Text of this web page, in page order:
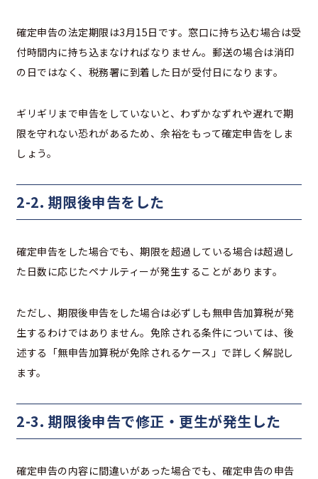
確定申告の法定期限は3月15日です。窓口に持ち込む場合は受
付時間内に持ち込まなければなりません。郵送の場合は消印
の日ではなく、税務署に到着した日が受付日になります。
ギリギリまで申告をしていないと、わずかなずれや遅れで期
限を守れない恐れがあるため、余裕をもって確定申告をしま
しょう。
2-2. 期限後申告をした
確定申告をした場合でも、期限を超過している場合は超過し
た日数に応じたペナルティーが発生することがあります。
ただし、期限後申告をした場合は必ずしも無申告加算税が発
生するわけではありません。免除される条件については、後
述する「無申告加算税が免除されるケース」で詳しく解説し
ます。
2-3. 期限後申告で修正・更生が発生した
確定申告の内容に間違いがあった場合でも、確定申告の申告